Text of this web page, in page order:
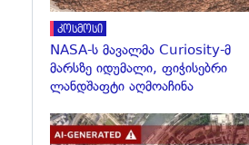
კოსმოსი
NASA-ს მავალმა Curiosity-მ
მარსზე იდუმალი, ფიჭისებრი
ლანდშაფტი აღმოაჩინა